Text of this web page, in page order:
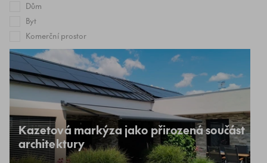
Dům
Byt
Komerční prostor
Kazetová markýza jako přirozená součást
architektury